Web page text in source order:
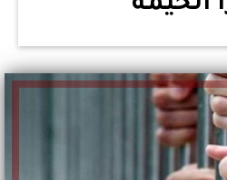
الخيمة